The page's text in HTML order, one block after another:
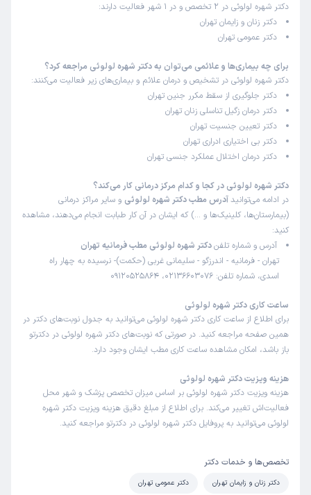
دکتر شهره لولوئی در 2 تخصص و در 1 شهر فعالیت دارند:
دکتر زنان و زایمان تهران
دکتر عمومی تهران
برای چه بیماری‌ها و علائمی می‌توان به دکتر شهره لولوئی مراجعه کرد؟
دکتر شهره لولوئی در تشخیص و درمان علائم و بیماری‌های زیر فعالیت می‌کنند:
دکتر جلوگیری از سقط مکرر جنین تهران
دکتر درمان زگیل تناسلی زنان تهران
دکتر تعیین جنسیت تهران
دکتر بی اختیاری ادراری تهران
دکتر درمان اختلال عملکرد جنسی تهران
دکتر شهره لولوئی در کجا و کدام مرکز درمانی کار می‌کند؟
در ادامه می‌توانید آدرس مطب دکتر شهره لولوئی و سایر مراکز درمانی
(بیمارستان‌ها، کلینیک‌ها و …) که ایشان در آن کار طبابت انجام می‌دهند، مشاهده
کنید:
آدرس و شماره تلفندکتر شهره لولوئی مطب فرمانیه تهران
تهران - فرمانیه - اندرزگو - سلیمانی غربی (حکمت)- نرسیده به چهار راه
اسدی، شماره تلفن: 02136603076، 09120525864
ساعت کاری دکتر شهره لولوئی
برای اطلاع از ساعت کاری دکتر شهره لولوئی می‌توانید به جدول نوبت‌های دکتر در
همین صفحه مراجعه کنید. در صورتی که نوبت‌های دکتر شهره لولوئی در دکترتو
باز باشد، امکان مشاهده ساعت کاری مطب ایشان وجود دارد.
هزینه ویزیت دکتر شهره لولوئی
هزینه ویزیت دکتر شهره لولوئی بر اساس میزان تخصص پزشک و شهر محل
فعالیت‌اش تغییر می‌کند. برای اطلاع از مبلغ دقیق هزینه ویزیت دکتر شهره
لولوئی می‌توانید به پروفایل دکتر شهره لولوئی در دکترتو مراجعه کنید.
تخصص‌ها و خدمات دکتر
دکتر زنان و زایمان تهران دکتر عمومی تهران